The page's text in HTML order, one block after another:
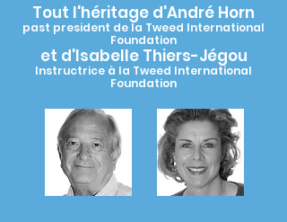
Tout l'héritage d'André Horn
past president de la Tweed International
Foundation
et d'Isabelle Thiers-Jégou
Instructrice à la Tweed International
Foundation